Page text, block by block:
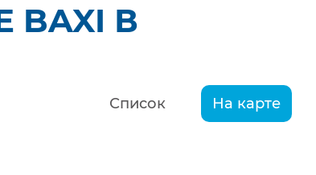
В
Список На карте